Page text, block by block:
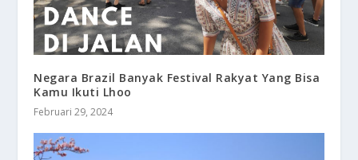
Negara Brazil Banyak Festival Rakyat Yang Bisa
Kamu Ikuti Lhoo
Februari 29, 2024